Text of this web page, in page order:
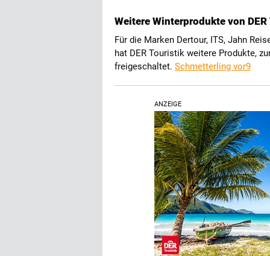
Weitere Winterprodukte von
Für die Marken Dertour, ITS, Jahn
hat DER Touristik weitere Produkte,
freigeschaltet. Schmetterling vor9
ANZEIGE